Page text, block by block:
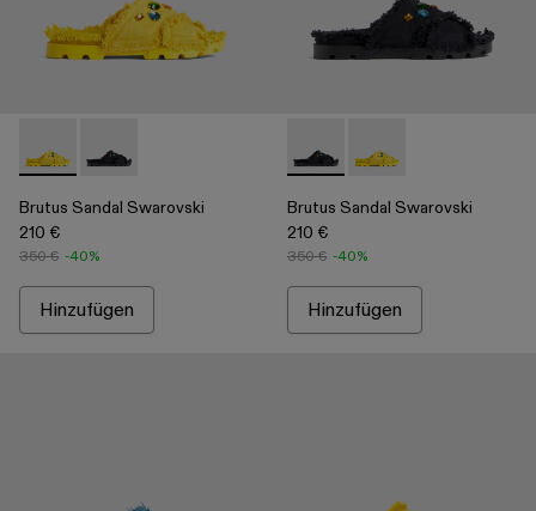
Brutus Sandal Swarovski - A500009-002 - Yellow
Brutus Sandal Swarovski - A500009-001 - Black
Brutus Sandal Swarovski
210 €
350 € -40%
Hinzufügen
Brutus Sandal Swarovski -
Brutus Sandal
Brutus Sandal Swarovski
210 €
350 € -40%
Hinzufügen